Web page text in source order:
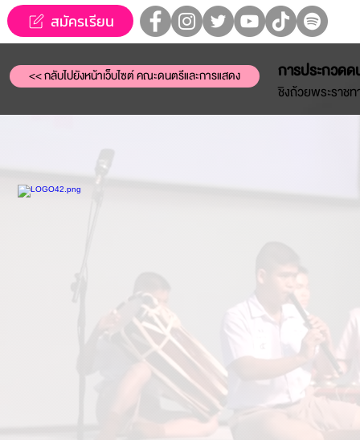
สมัครเรียน
<< กลับไปยังหน้าเว็บไซต์ คณะดนตรีและการแสดง การประกวด
ชิงถ้วยพระราช